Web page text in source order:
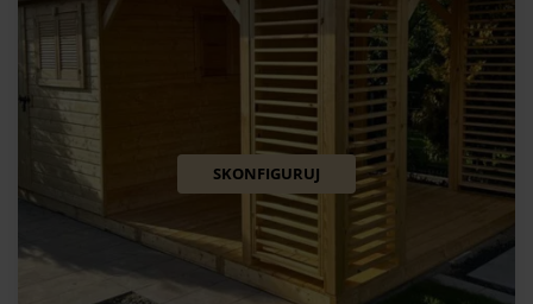
SKONFIGURUJ